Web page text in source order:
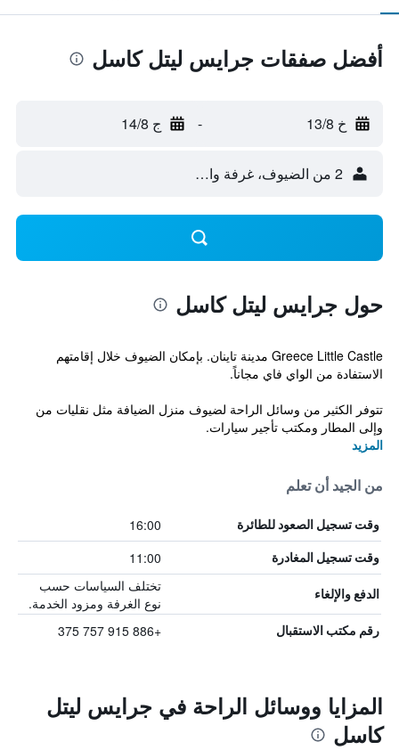
أفضل صفقات جرايس ليتل كاسل
خ 13/8 - ج 14/8
2 من الضيوف، غرفة واحدة
حول جرايس ليتل كاسل
Greece Little Castle مدينة تاينان. بإمكان الضيوف خلال إقامتهم
الاستفادة من الواي فاي مجاناً.
تتوفر الكثير من وسائل الراحة لضيوف منزل الضيافة مثل نقليات من
وإلى المطار ومكتب تأجير سيارات.
المزيد
من الجيد أن تعلم
وقت تسجيل الصعود للطائرة 16:00
وقت تسجيل المغادرة 11:00
الدفع والإلغاء
تختلف السياسات حسب
نوع الغرفة ومزود الخدمة.
رقم مكتب الاستقبال +886 915 757 375
المزايا ووسائل الراحة في جرايس ليتل
كاسل